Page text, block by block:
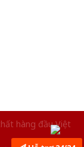
hàng đầu Việt